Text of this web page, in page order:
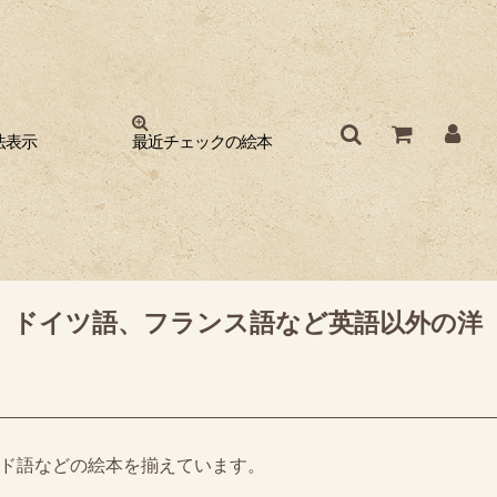
表示 最近チェックの絵本
イツ語、フランス語など英語以外の洋
などの絵本を揃えています。